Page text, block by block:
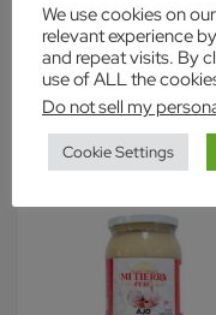
We use cookies on
relevant experience
and repeat visits. By
use of ALL the
Do not sell my
Cookie Settings